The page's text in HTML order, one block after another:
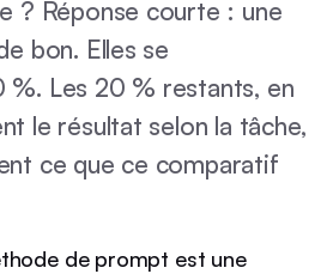
? Réponse courte : une
bon. Elles se
%. Les 20 % restants, en
le résultat selon la tâche,
ce que ce comparatif
de prompt est une